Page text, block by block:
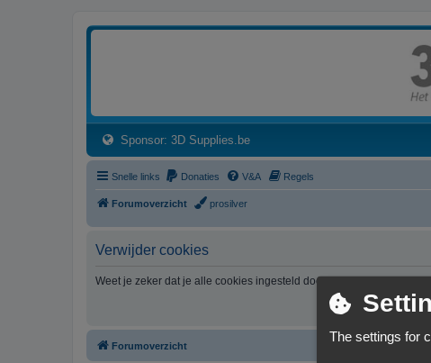
Sponsor: 3D Supplies.be(Opens a new tab)
Snelle links Donaties V&A Regels
Forumoverzicht prosilver
Verwijder cookies
Weet je zeker dat je alle cookies ingesteld door dit forum wil
Forumoverzicht
The settings for